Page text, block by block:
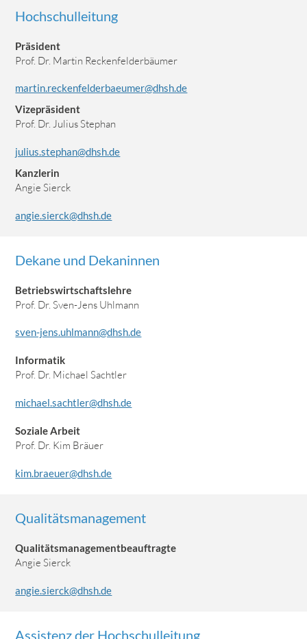
Hochschulleitung
Präsident
Prof. Dr. Martin Reckenfelderbäumer
martin.reckenfelderbaeumer@dhsh.de
Vizepräsident
Prof. Dr. Julius Stephan
julius.stephan@dhsh.de
Kanzlerin
Angie Sierck
angie.sierck@dhsh.de
Dekane und Dekaninnen
Betriebswirtschaftslehre
Prof. Dr. Sven-Jens Uhlmann
sven-jens.uhlmann@dhsh.de
Informatik
Prof. Dr. Michael Sachtler
michael.sachtler@dhsh.de
Soziale Arbeit
Prof. Dr. Kim Bräuer
kim.braeuer@dhsh.de
Qualitätsmanagement
Qualitätsmanagementbeauftragte
Angie Sierck
angie.sierck@dhsh.de
Assistenz der Hochschulleitung